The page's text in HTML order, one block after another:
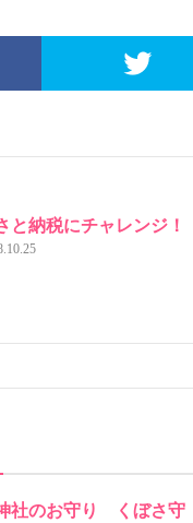
と納税にチャレンジ！
社のお守り くぼさ守